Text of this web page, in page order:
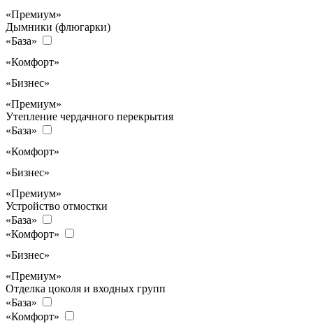
«Премиум»
Дымники (флюгарки)
«База»
«Комфорт»
«Бизнес»
«Премиум»
Утепление чердачного перекрытия
«База»
«Комфорт»
«Бизнес»
«Премиум»
Устройство отмостки
«База»
«Комфорт»
«Бизнес»
«Премиум»
Отделка цоколя и входных групп
«База»
«Комфорт»